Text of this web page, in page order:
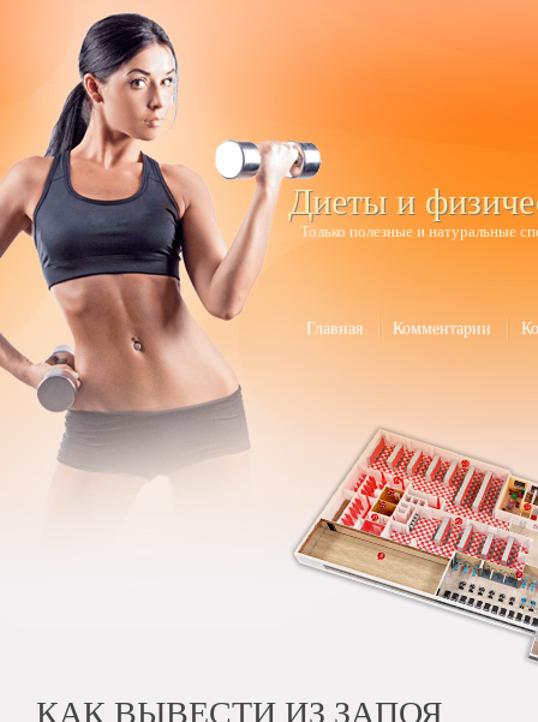
Диеты и
Только полезные и натуральные
Главная Комментарии
КАК ВЫВЕСТИ ИЗ ЗАПОЯ